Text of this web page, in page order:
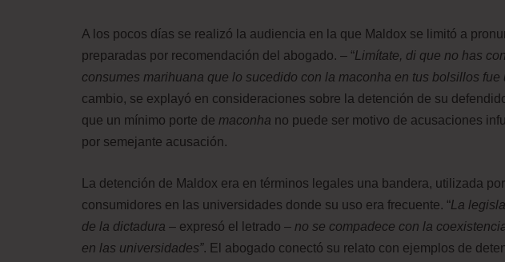
A los pocos días se realizó la audiencia en la que Maldox se limitó a
preparadas por recomendación del abogado. – “Limítate, di que no has
consumes marihuana que lo sucedido con la maconha en tus bolsillos fue
cambio, se explayó en consideraciones sobre la detención de su
que un mínimo porte de maconha no puede ser motivo de acusaciones
por semejante acusación.
La detención de Maldox era en términos legales una bandera, utilizada
consumidores en las universidades donde su uso era frecuente. “La
de la dictadura – expresó el letrado – no se compadece con la
en las universidades”. El abogado conectó su relato con ejemplos de